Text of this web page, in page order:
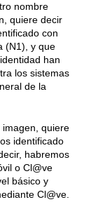
nombre
quiere decir
con
(N1), y que
han
los sistemas
de la
imagen, quiere
identificado
habremos
o Cl@ve
básico y
Cl@ve.